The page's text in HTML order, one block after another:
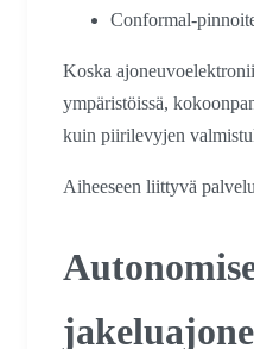
Conformal-
Koska
ympäristöissä,
kuin piirilevyjen
Aiheeseen liittyvä